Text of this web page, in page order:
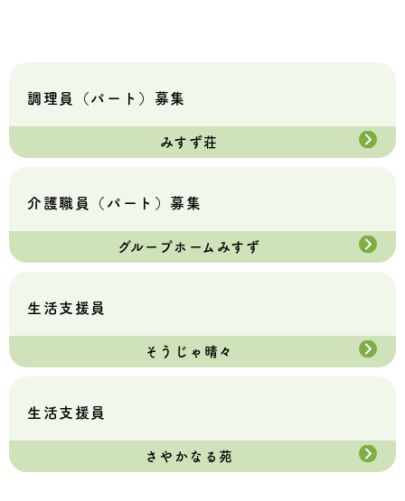
調理員（パート）募集
みすず荘
介護職員（パート）募集
グループホームみすず
生活支援員
そうじゃ晴々
生活支援員
さやかなる苑